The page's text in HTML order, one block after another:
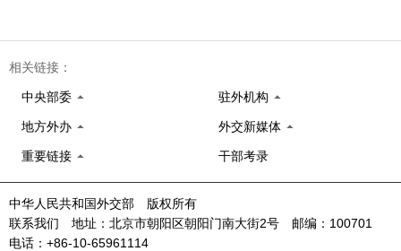
相关链接：
中央部委 驻外机构
地方外办 外交新媒体
重要链接 干部考录
中华人民共和国外交部 版权所有
联系我们 地址：北京市朝阳区朝阳门南大街2号 邮编：100701
电话：+86-10-65961114